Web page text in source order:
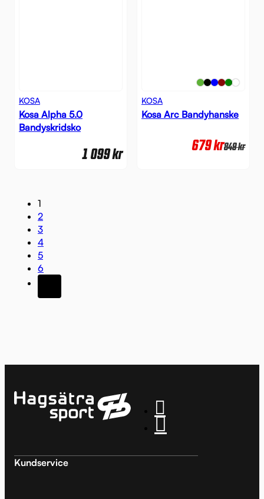
KOSA
Kosa Alpha 5.0
Bandyskridsko
1 099kr
KOSA
Kosa Arc Bandyhanske
849kr
679kr
1
2
3
4
5
6
Kundservice